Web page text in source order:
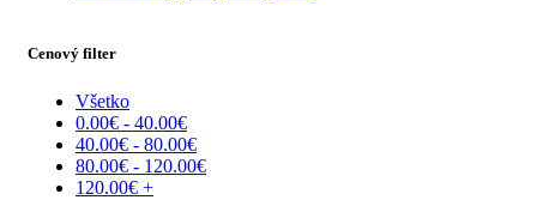
Cenový filter
Všetko
0.00€ - 40.00€
40.00€ - 80.00€
80.00€ - 120.00€
120.00€ +